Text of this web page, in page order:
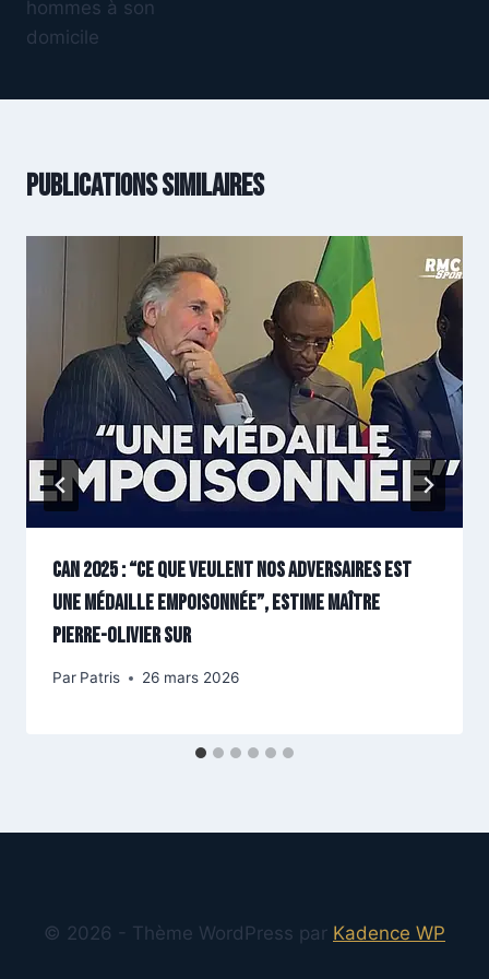
hommes à son
domicile
Publications similaires
CAN 2025 : “Ce que veulent nos adversaires est
une médaille empoisonnée”, estime maître
Pierre-Olivier Sur
Par Patris 26 mars 2026
© 2026 - Thème WordPress par Kadence WP